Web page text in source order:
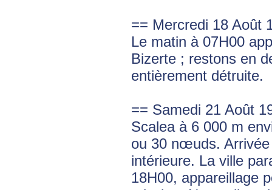
== Mercredi 18 Août
Le matin à 07H00
Bizerte ; restons en
entièrement détruite.
== Samedi 21 Août
Scalea à 6 000 m
ou 30 nœuds.
intérieure. La ville
18H00, appareillage